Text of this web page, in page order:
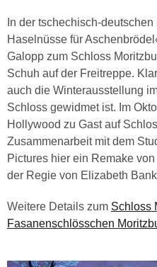
In der tschechisch-
Haselnüsse für
Galopp zum Schloss
Schuh auf der Freitreppe.
auch die Winterausstellung
Schloss gewidmet ist. Im
Hollywood zu Gast auf
Zusammenarbeit mit dem
Pictures hier ein Remake
der Regie von Elizabeth
Weitere Details zum Schloss
Fasanenschlösschen